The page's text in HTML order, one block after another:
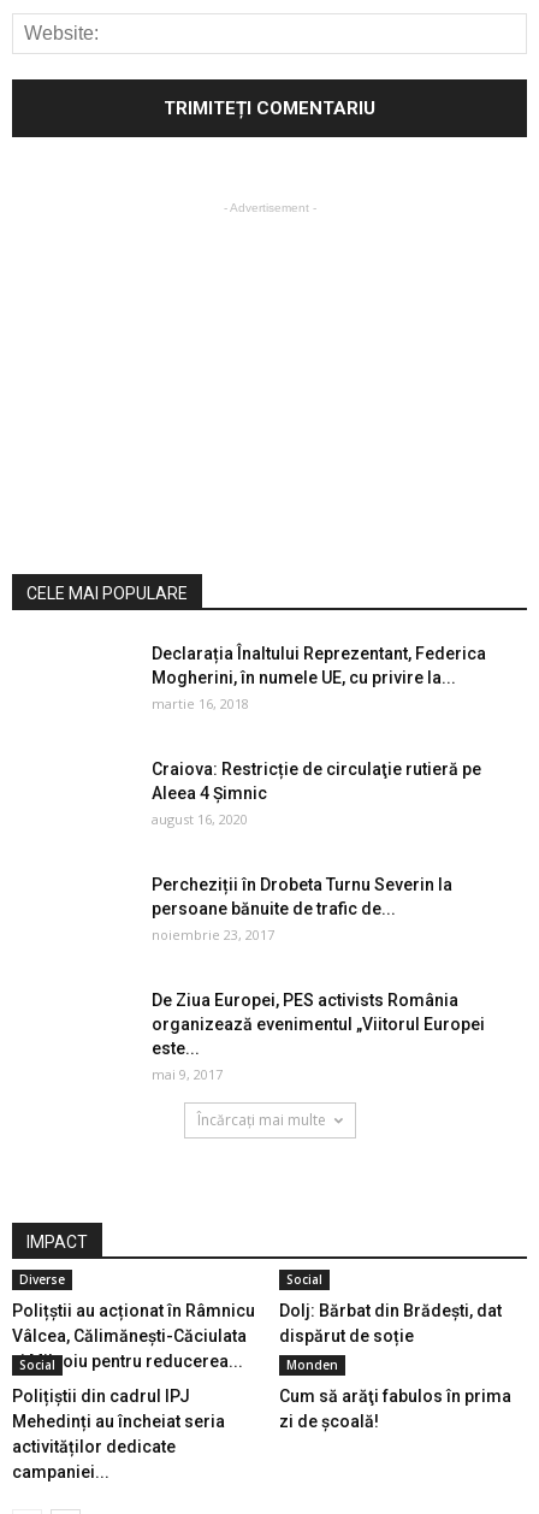
- Advertisement -
CELE MAI POPULARE
Declarația Înaltului Reprezentant, Federica
Mogherini, în numele UE, cu privire la...
martie 16, 2018
Craiova: Restricție de circulaţie rutieră pe
Aleea 4 Şimnic
august 16, 2020
Percheziții în Drobeta Turnu Severin la
persoane bănuite de trafic de...
noiembrie 23, 2017
De Ziua Europei, PES activists România
organizează evenimentul „Viitorul Europei
este...
mai 9, 2017
Încărcați mai multe
IMPACT
Diverse
Polițștii au acționat în Râmnicu
Vâlcea, Călimănești-Căciulata
și Milcoiu pentru reducerea...
Social
Dolj: Bărbat din Brădești, dat
dispărut de soție
Social
Polițiștii din cadrul IPJ
Mehedinți au încheiat seria
activităților dedicate
campaniei...
Monden
Cum să arăţi fabulos în prima
zi de şcoală!